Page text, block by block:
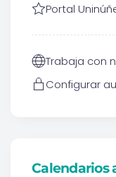
Portal
Trabaja con
Configurar
Calendarios